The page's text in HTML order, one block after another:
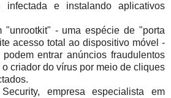
infectada e instalando aplicativos
"unrootkit" - uma espécie de "porta
acesso total ao dispositivo móvel -
entrar anúncios fraudulentos
criador do vírus por meio de cliques
empresa especialista em